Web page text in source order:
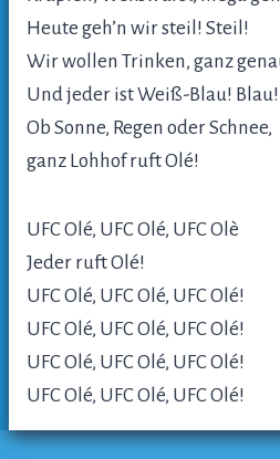
Heute geh’n wir steil! Steil!
Wir wollen Trinken, ganz
Und jeder ist Weiß-Blau! Blau!
Ob Sonne, Regen oder Schnee,
ganz Lohhof ruft Olé!
UFC Olé, UFC Olé, UFC Olè
Jeder ruft Olé!
UFC Olé, UFC Olé, UFC Olé!
UFC Olé, UFC Olé, UFC Olé!
UFC Olé, UFC Olé, UFC Olé!
UFC Olé, UFC Olé, UFC Olé!